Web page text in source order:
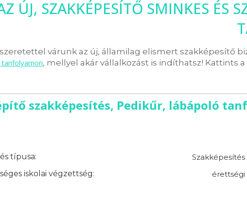
ÚJ, SZAKKÉPESÍTŐ SMINKES ÉS
várunk az új, államilag elismert szakképesítő
, mellyel akár vállalkozást is indíthatsz! Kattints
szakképesítés, Pedikűr, lábápoló
típusa:
Szakképesítés
iskolai végzettség:
érettségi